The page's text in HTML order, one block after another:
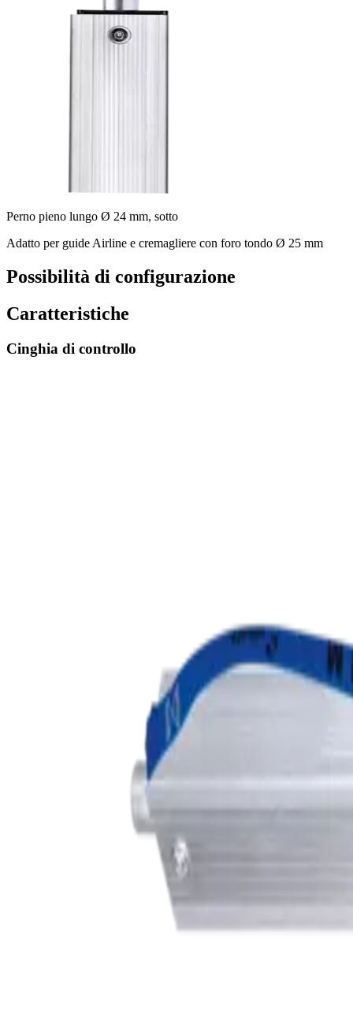
Perno pieno lungo Ø 24 mm, sotto
Adatto per guide Airline e cremagliere con foro tondo Ø 25 mm
Possibilità di configurazione
Caratteristiche
Cinghia di controllo